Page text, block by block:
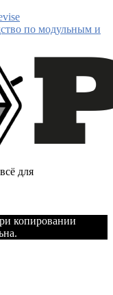
по модульным и
для
копировании